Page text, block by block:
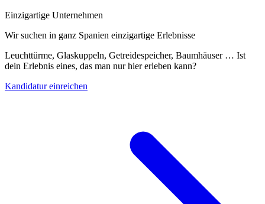
Einzigartige Unternehmen
Wir suchen in ganz Spanien einzigartige Erlebnisse
Leuchttürme, Glaskuppeln, Getreidespeicher, Baumhäuser … Ist
dein Erlebnis eines, das man nur hier erleben kann?
Kandidatur einreichen